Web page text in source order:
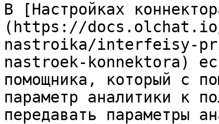
В [Настройках
(https://
nastroika/interfeisy-
nastroek-konnektora)
помощника, который с
параметр аналитики к
передавать